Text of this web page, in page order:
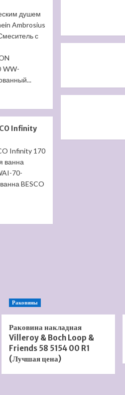
душем
Ambrosius
с
WW-
Infinity
Infinity 170
ванна
70-
BESCO
Раковины
Раковина накладная
Villeroy & Boch Loop &
Friends 58 5154 00 R1
(Лучшая цена)